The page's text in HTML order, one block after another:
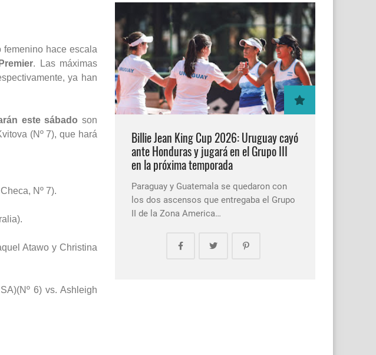
hace escala
. Las máximas
ya han
este sábado son
(Nº 7), que hará
Nº 7).
Atawo y Christina
6) vs. Ashleigh
Billie Jean King Cup 2026: Uruguay cayó
ante Honduras y jugará en el Grupo III
en la próxima temporada
Paraguay y Guatemala se quedaron con
los dos ascensos que entregaba el Grupo
II de la Zona America…